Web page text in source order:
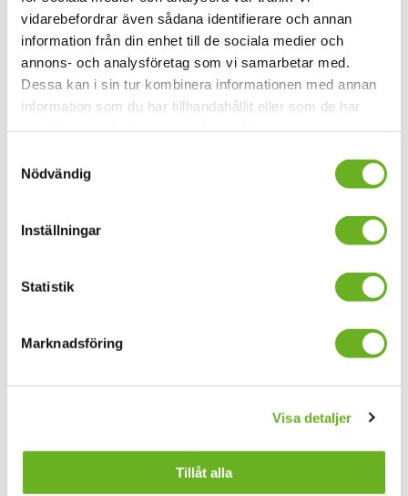
vidarebefordrar även sådana identifierare och annan
information från din enhet till de sociala medier och
annons- och analysföretag som vi samarbetar med.
Dessa kan i sin tur kombinera informationen med annan
information som du har tillhandahållit eller som de har
Nödvändig
Inställningar
Statistik
Marknadsföring
Visa detaljer
Tillåt alla
Ela Villanueva